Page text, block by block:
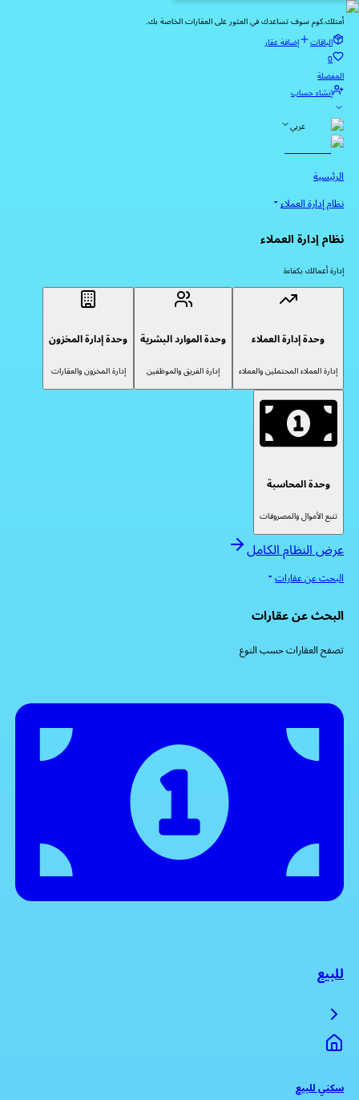
أمتلك.كوم سوف تساعدك في العثور على العقارات الخاصة بك.
الباقات
إضافة عقار
0
المفضلة
إنشاء حساب
عربي
الرئيسية
نظام إدارة العملاء
نظام إدارة العملاء
إدارة أعمالك بكفاءة
وحدة إدارة العملاء
إدارة العملاء المحتملين والعملاء
وحدة الموارد البشرية
إدارة الفريق والموظفين
وحدة إدارة المخزون
إدارة المخزون والعقارات
وحدة المحاسبة
تتبع الأموال والمصروفات
عرض النظام الكامل
البحث عن عقارات
البحث عن عقارات
تصفح العقارات حسب النوع
للبيع
سكني للبيع